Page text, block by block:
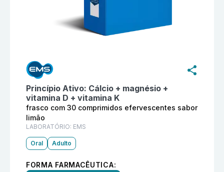
Princípio Ativo: Cálcio + magnésio +
vitamina D + vitamina K
frasco com 30 comprimidos efervescentes sabor
limão
LABORATÓRIO: EMS
Oral Adulto
FORMA FARMACÊUTICA: